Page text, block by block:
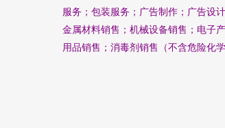
服务；包装服务；广告制作；广告设
金属材料销售；机械设备销售；电子
用品销售；消毒剂销售（不含危险化